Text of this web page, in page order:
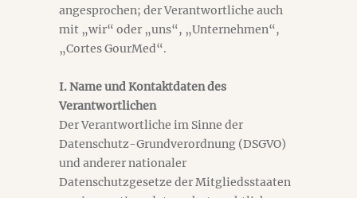
angesprochen; der Verantwortliche auch
mit „wir“ oder „uns“, „Unternehmen“,
„Cortes GourMed“.
I. Name und Kontaktdaten des
Verantwortlichen
Der Verantwortliche im Sinne der
Datenschutz-Grundverordnung (DSGVO)
und anderer nationaler
Datenschutzgesetze der Mitgliedsstaaten